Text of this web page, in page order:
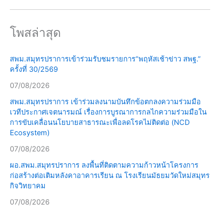
โพสล่าสุด
สพม.สมุทรปราการเข้าร่วมรับชมรายการ“พฤหัสเช้าข่าว สพฐ.”
ครั้งที่ 30/2569
07/08/2026
สพม.สมุทรปราการ เข้าร่วมลงนามบันทึกข้อตกลงความร่วมมือ
เวทีประกาศเจตนารมณ์ เรื่องการบูรณาการกลไกความร่วมมือใน
การขับเคลื่อนนโยบายสาธารณะเพื่อลดโรคไม่ติดต่อ (NCD
Ecosystem)
07/08/2026
ผอ.สพม.สมุทรปราการ ลงพื้นที่ติดตามความก้าวหน้าโครงการ
ก่อสร้างต่อเติมหลังคาอาคารเรียน ณ โรงเรียนมัธยมวัดใหม่สมุทร
กิจวิทยาคม
07/08/2026